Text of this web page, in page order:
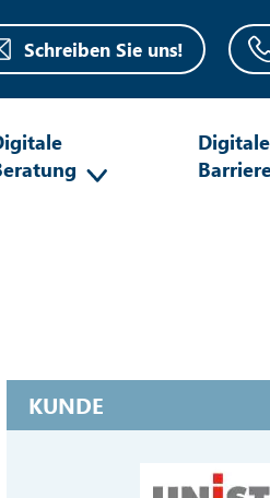
Schreiben Sie uns!
Digitale
KUNDE